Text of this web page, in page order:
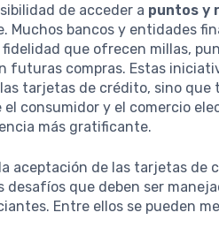
de acceder a puntos y
Muchos bancos y entidades
fidelidad que ofrecen millas,
futuras compras. Estas
tarjetas de crédito, sino que
el consumidor y el comercio
más gratificante.
aceptación de las tarjetas de
desafíos que deben ser
Entre ellos se pueden